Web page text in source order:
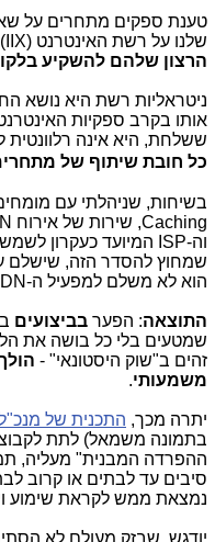
טענת ספקים מתחרים על
שלנו על רשת האינטרנט (IIX), תמוהה ומעידה ככל הנראה על
הרצון שלהם להשקיע
ניטראליות רשת היא נושא
אותו בקרב ספקיות
ששלחת, היא אינה רלוונטית
כל חובת שיתוף של
בשיחות, שניהלתי עם
וה-ISP המיועד כעקרון לשמש
הוא לא משלם למפעיל ה-CDN,
התוצאה: הפער בביצועים
שמטעים בלי כל בושה את
זהים ב"שוק היסטונאי" -
משמעותי.
יתרה מכך, התכנית של
בתמונה משמאל) לתת
ההפרדה המבנית" מעליה,
נמצאת ממש לקראת שימוע
יודגש, שבזק מעולם לא